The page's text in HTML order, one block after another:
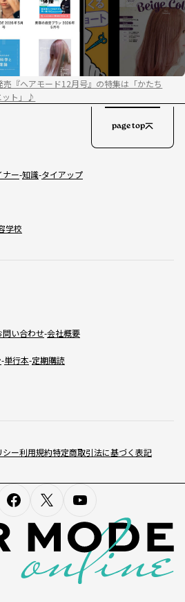
『ヘアモード12月号』の特集は「かたち
ット」♪
シー利用規約特定商取引法に基づく表記
ナー 知識 タイアップ
学校
問い合わせ 会社概要
単行本 定期購読
page top